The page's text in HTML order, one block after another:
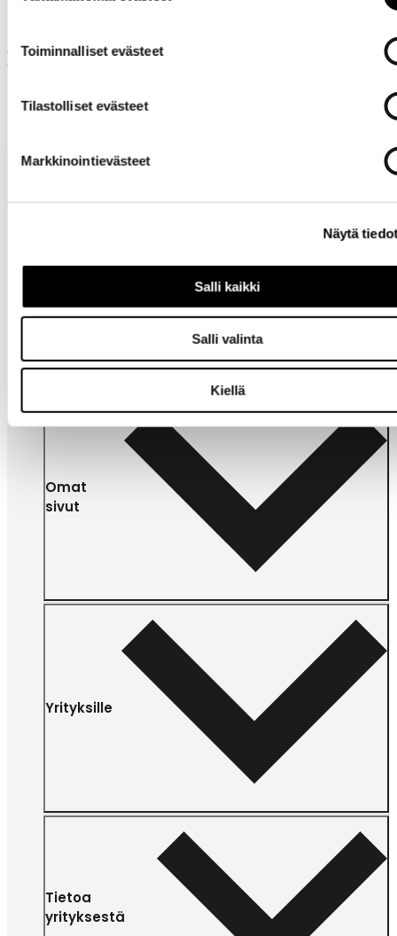
Toiminnalliset evästeet
Tilastolliset evästeet
Markkinointievästeet
Näytä
Salli kaikki
Salli valinta
Kiellä
Muut ostivat myös
apua?
Omat
sivut
Yrityksille
Tietoa
yrityksestä